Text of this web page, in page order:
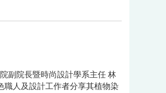
副院長暨時尚設計學系主任 林
職人及設計工作者分享其植物染